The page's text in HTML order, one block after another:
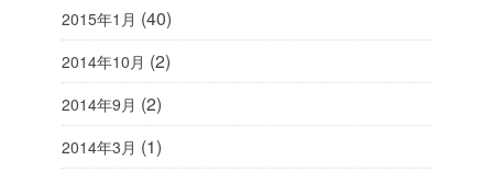
2015年1月 (40)
2014年10月 (2)
2014年9月 (2)
2014年3月 (1)